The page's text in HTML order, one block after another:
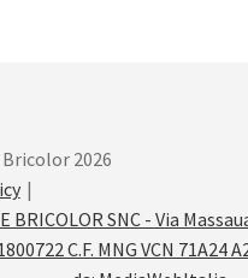
2026
BRICOLOR SNC - Via
C.F. MNG VCN 71A24